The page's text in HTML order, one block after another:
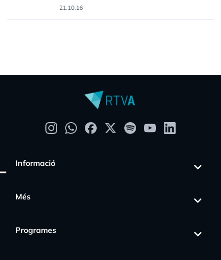
21.10.16
Informació
Més
Programes